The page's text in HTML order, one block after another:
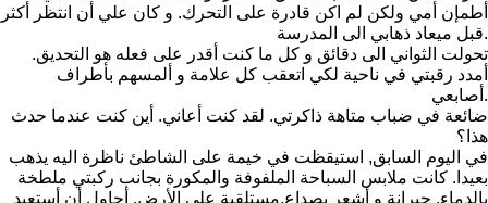
أطمإن أمي ولكن لم اكن قادرة على التحرك. و كان علي أن انتظر أكثر
قبل ميعاد ذهابي الى المدرسة.
تحولت الثواني الى دقائق و كل ما كنت أقدر على فعله هو التحديق.
أمدد رقبتي في ناحية لكي اتعقب كل علامة و ألمسهم بأطراف
أصابعي.
ضائعة في ضباب متاهة ذاكرتي. لقد كنت أعاني. أين كنت عندما حدث
هذا؟
في اليوم السابق, استيقظت في خيمة على الشاطئ ناظرة اليه يذهب
بعيدا. كانت ملابس السباحة الملفوفة والمكورة بجانب ركبتي ملطخة
بالدماء. حيرانة و أشعر بصداع,مستلقية على الأرض, أحاول أن أستعيد